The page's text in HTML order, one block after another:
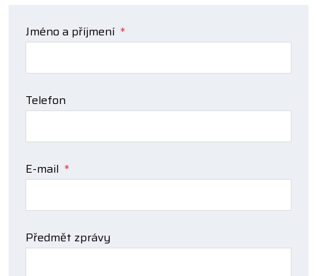
Jméno a příjmení *
Telefon
E-mail *
Předmět zprávy